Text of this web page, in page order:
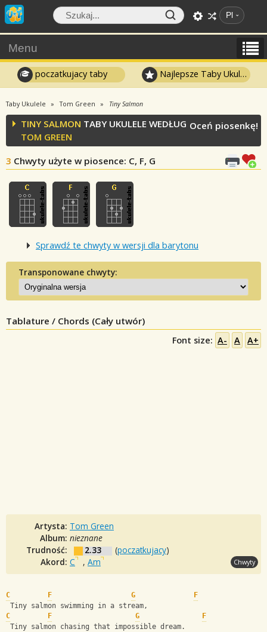
Pl
Menu
poczatkujacy taby Najlepsze Taby Ukulele
Taby Ukulele Tom Green Tiny Salmon
TINY SALMON TABY UKULELE WEDŁUG
TOM GREEN
3 Chwyty użyte w piosence: C, F, G
Oceń piosenkę!
Sprawdź te chwyty w wersji dla barytonu
Transponowane chwyty:
Tablature / Chords (Cały utwór)
Font size: A- A A+
Artysta: Tom Green
Album: nieznane
Trudność:
2.33 (poczatkujacy)
Akord: C , Am Chwyty
C F G
F
Tiny salmon swimming in a stream,
C
F G
F
Tiny salmon chasing that impossible dream.